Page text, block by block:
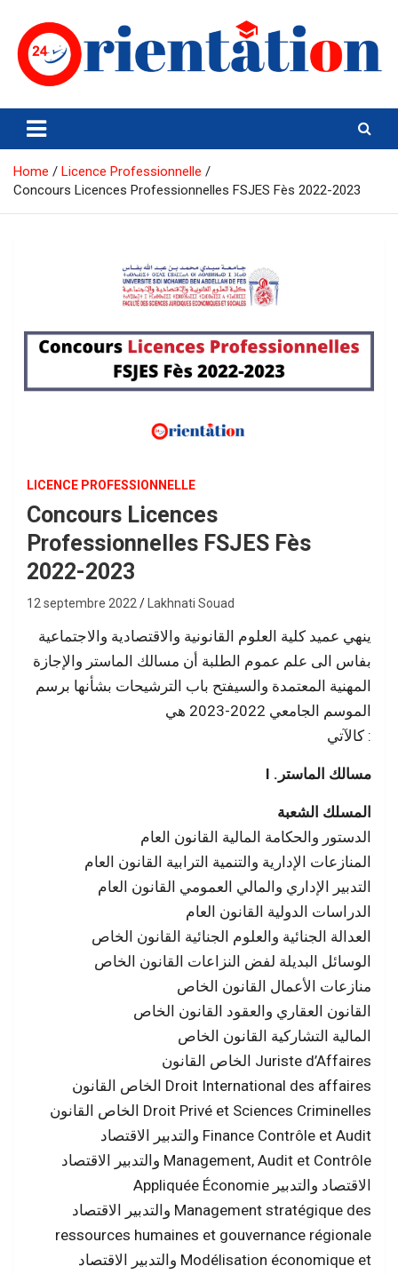
content
Orientation24
Emploi et Orientation au Maroc
Home
Licence Professionnelle
Concours Licences Professionnelles FSJES Fès 2022-2023
LICENCE PROFESSIONNELLE
Concours Licences
Professionnelles FSJES Fès
2022-2023
12 septembre 2022 Lakhnati Souad
ینھي عمید كلیة العلوم القانونیة والاقتصادیة والاجتماعیة
بفاس الى علم عموم الطلبة أن مسالك الماستر والإجازة
المھنیة المعتمدة والسيفتح باب الترشیحات بشأنھا برسم
الموسم الجامعي 2022-2023 ھي
كالآتي :
I .مسالك الماستر
المسلك الشعبة
الدستور والحكامة المالیة القانون العام
المنازعات الإداریة والتنمیة الترابیة القانون العام
التدبیر الإداري والمالي العمومي القانون العام
الدراسات الدولیة القانون العام
العدالة الجنائیة والعلوم الجنائیة القانون الخاص
الوسائل البدیلة لفض النزاعات القانون الخاص
منازعات الأعمال القانون الخاص
القانون العقاري والعقود القانون الخاص
المالیة التشاركیة القانون الخاص
الخاص القانون Juriste d’Affaires
الخاص القانون Droit International des affaires
الخاص القانون Droit Privé et Sciences Criminelles
والتدبیر الاقتصاد Finance Contrôle et Audit
والتدبیر الاقتصاد Management, Audit et Contrôle
Appliquée Économie الاقتصاد والتدبیر
والتدبیر الاقتصاد Management stratégique des
ressources humaines et gouvernance régionale
والتدبیر الاقتصاد Modélisation économique et